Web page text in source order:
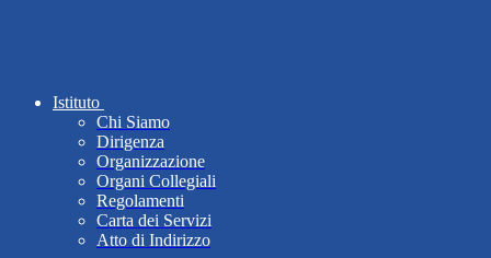
Istituto
Chi Siamo
Dirigenza
Organizzazione
Organi Collegiali
Regolamenti
Carta dei Servizi
Atto di Indirizzo